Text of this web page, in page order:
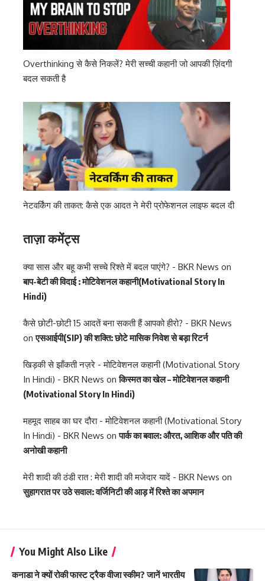
Overthinking से कैसे निकलें? मेरी सच्ची कहानी जो आपकी ज़िंदगी
बदल सकती है
नेटवर्किंग की ताकत: कैसे एक आदत ने मेरी प्रोफेशनल लाइफ बदल दी
ताज़ा कमेंट्स
क्या सास और बहू कभी सच्चे रिश्ते में बदल पाएंगे? - BKR News on
बाप-बेटी की विदाई : मोटिवेशनल कहानी(Motivational Story In
Hindi)
कैसे छोटी-छोटी 15 आदतें बना सकती हैं आपको हीरो? - BKR News
onएसआईपी(SIP) की शक्ति: छोटे मासिक निवेश से बड़ा रिटर्न
खिड़की से झाँकती नज़रे - मोटिवेशनल कहानी (Motivational Story
In Hindi) - BKR News onकिस्मत का खेल – मोटिवेशनल कहानी
(Motivational Story In Hindi)
महमूद साहब का घर दौरा - मोटिवेशनल कहानी (Motivational Story
In Hindi) - BKR News onपार्क का बवाल: औरत, आशिक और पति की
अनोखी कहानी
मेरी शादी की ठंडी रात : मेरी शादी की मजेदार यादें - BKR News on
सुहागरात पर उठे सवाल: वर्जिनिटी की आड़ में रिश्ते का अपमान
You Might Also Like
कनाडा ने क्यों रोकी फास्ट ट्रैक वीजा स्कीम? जानें भारतीय